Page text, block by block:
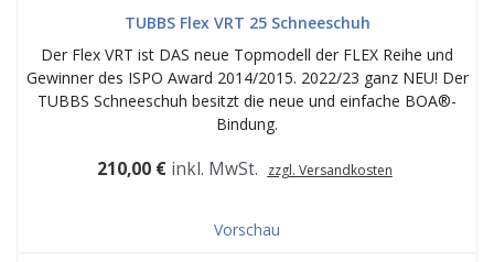
TUBBS Flex VRT 25 Schneeschuh
Der Flex VRT ist DAS neue Topmodell der FLEX Reihe und
Gewinner des ISPO Award 2014/2015. 2022/23 ganz NEU! Der
TUBBS Schneeschuh besitzt die neue und einfache BOA®-
Bindung.
210,00 € inkl. MwSt. zzgl. Versandkosten
Vorschau